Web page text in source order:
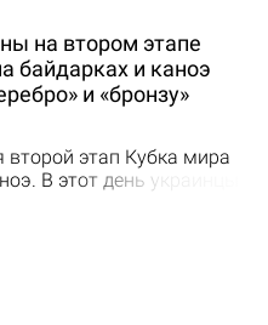
соперницам из
нашу спортсменку
Лерника Матосяна с
Европы в
в медальном зачете…
на втором этапе
байдарках и каноэ
и «бронзу»
этап Кубка мира
В этот день украинцы